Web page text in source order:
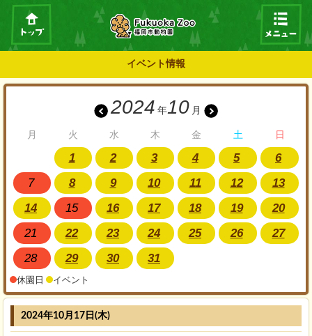
イベント情報
2024 年10 月
月 火 水 木 金 土 日
1 2 3 4 5
6
7
8 9 10 11 12
13
14
15 16 17 18 19
20
21
22 23 24 25 26
27
28
29 30 31
休園日 イベント
2024年10月17日(木)